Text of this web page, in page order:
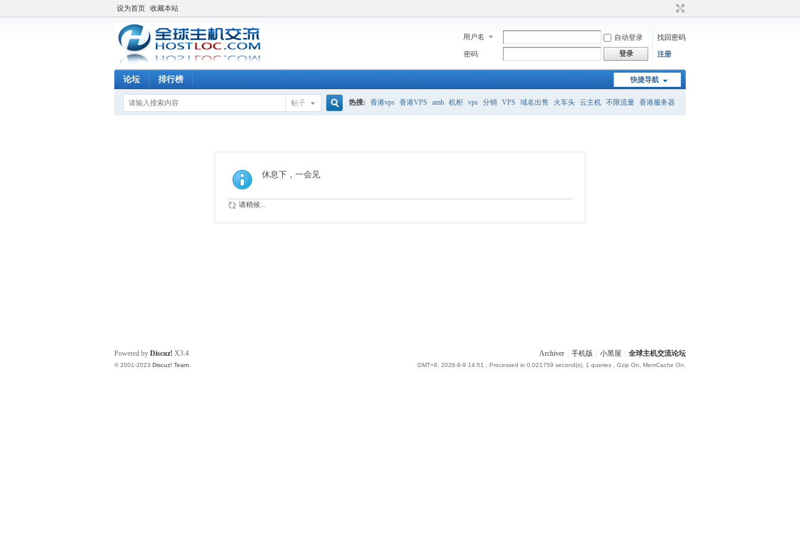
设为首页 收藏本站
用户名 自动登录
找回密码
密码
登录 注册
快捷导航
论坛 排行榜
帖子 热搜: 香港vps 香港VPS amh 机柜 vps 分销 VPS 域名出售 火车头 云主机 不限流量 香港服务器
休息下，一会见
请稍候...
Archiver 手机版 小黑屋 全球主机交流论坛
GMT+8, 2026-8-9 14:51 , Processed in 0.021759 second(s), 1 queries , Gzip On, MemCache On.
Powered by Discuz! X3.4
© 2001-2023 Discuz! Team